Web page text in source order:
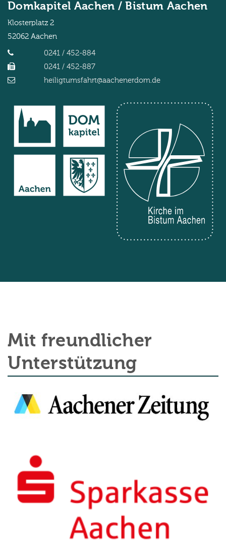
Domkapitel Aachen / Bistum Aachen
Klosterplatz 2
52062 Aachen
0241 / 452-884
0241 / 452-887
heiligtumsfahrt@aachenerdom.de
Mit freundlicher
Unterstützung